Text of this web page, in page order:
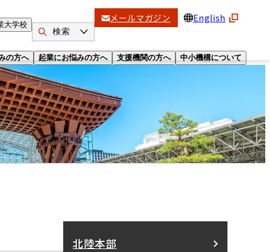
の方へ 起業にお悩みの方へ 支援機関の方へ 中小機構について
大学校
検索
メールマガジン English
北陸本部